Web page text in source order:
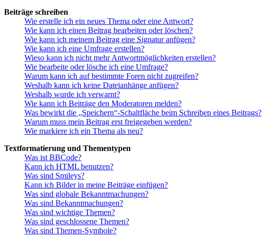
Beiträge schreiben
Wie erstelle ich ein neues Thema oder eine Antwort?
Wie kann ich einen Beitrag bearbeiten oder löschen?
Wie kann ich meinem Beitrag eine Signatur anfügen?
Wie kann ich eine Umfrage erstellen?
Wieso kann ich nicht mehr Antwortmöglichkeiten erstellen?
Wie bearbeite oder lösche ich eine Umfrage?
Warum kann ich auf bestimmte Foren nicht zugreifen?
Weshalb kann ich keine Dateianhänge anfügen?
Weshalb wurde ich verwarnt?
Wie kann ich Beiträge den Moderatoren melden?
Was bewirkt die „Speichern“-Schaltfläche beim Schreiben eines Beitrags?
Warum muss mein Beitrag erst freigegeben werden?
Wie markiere ich ein Thema als neu?
Textformatierung und Thementypen
Was ist BBCode?
Kann ich HTML benutzen?
Was sind Smileys?
Kann ich Bilder in meine Beiträge einfügen?
Was sind globale Bekanntmachungen?
Was sind Bekanntmachungen?
Was sind wichtige Themen?
Was sind geschlossene Themen?
Was sind Themen-Symbole?